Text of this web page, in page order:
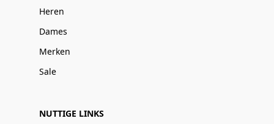
Heren
Dames
Merken
Sale
NUTTIGE LINKS